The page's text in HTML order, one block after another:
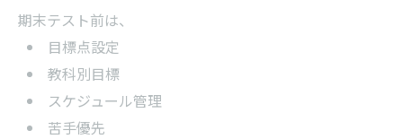
期末テスト前は、
目標点設定
教科別目標
スケジュール管理
苦手優先